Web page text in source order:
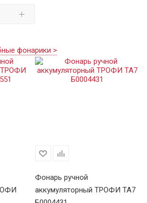
фонарики >
Фонарь ручной
аккумуляторный ТРОФИ TA7